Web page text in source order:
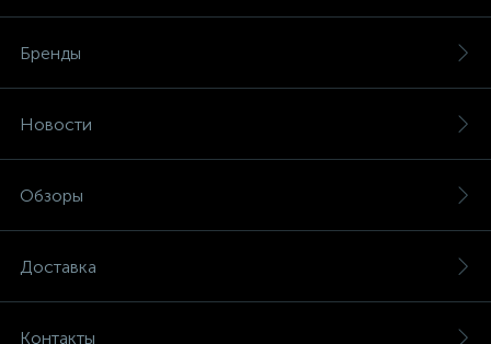
Бренды
Новости
Обзоры
Доставка
Контакты